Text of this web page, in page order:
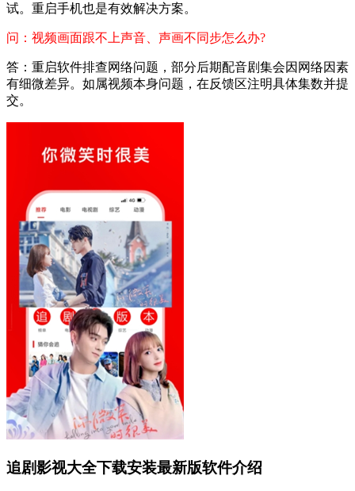
试。重启手机也是有效解决方案。
问：视频画面跟不上声音、声画不同步怎么办?
答：重启软件排查网络问题，部分后期配音剧集会因网络因素
有细微差异。如属视频本身问题，在反馈区注明具体集数并提
交。
追剧影视大全下载安装最新版软件介绍